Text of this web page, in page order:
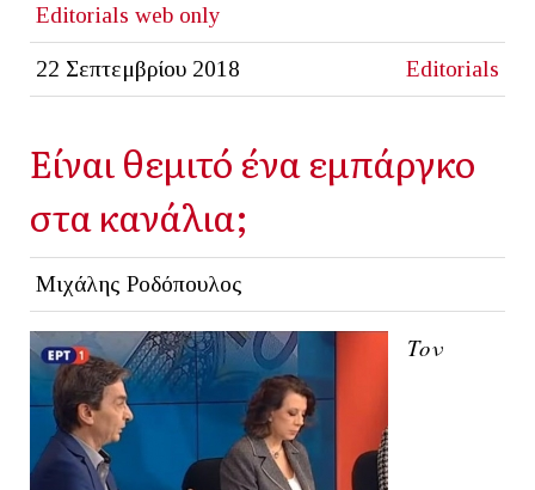
Editorials web only
22 Σεπτεμβρίου 2018 Editorials
Είναι θεμιτό ένα εμπάργκο
στα κανάλια;
Μιχάλης Ροδόπουλος
Τον